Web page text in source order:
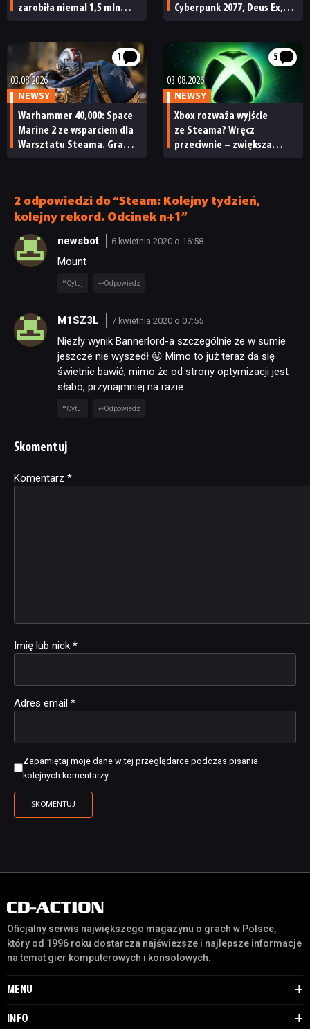
zarobiła niemal 1,5 mln
Cyberpunk 2077, Deus Ex,
1
03.08.2026
NEWSY
Warhammer 40,000: Space
Marine 2 ze wsparciem dla
Warsztatu Steama. Gra
5
03.08.2026
NEWSY
Xbox rozważa wyjście
ze Steama? Wręcz
przeciwnie – zwiększa
2 odpowiedzi do “Steam: Kolejny tydzień,
kolejny rekord. Odcinek n+1”
newsbot 6 kwietnia 2020 o 16:58
Mount
Cytuj Odpowiedz
M1SZ3L 7 kwietnia 2020 o 07:55
Niezły wynik Bannerlord-a szczególnie że w sumie
jeszcze nie wyszedł 😛 Mimo to już teraz da się
świetnie bawić, mimo że od strony optymizacji jest
słabo, przynajmniej na razie
Cytuj Odpowiedz
Skomentuj
Komentarz *
Imię lub nick *
Adres email *
Zapamiętaj moje dane w tej przeglądarce podczas pisania
kolejnych komentarzy.
Alternative:
Oficjalny serwis największego magazynu o grach w Polsce,
który od 1996 roku dostarcza najświeższe i najlepsze informacje
na temat gier komputerowych i konsolowych.
MENU
INFO